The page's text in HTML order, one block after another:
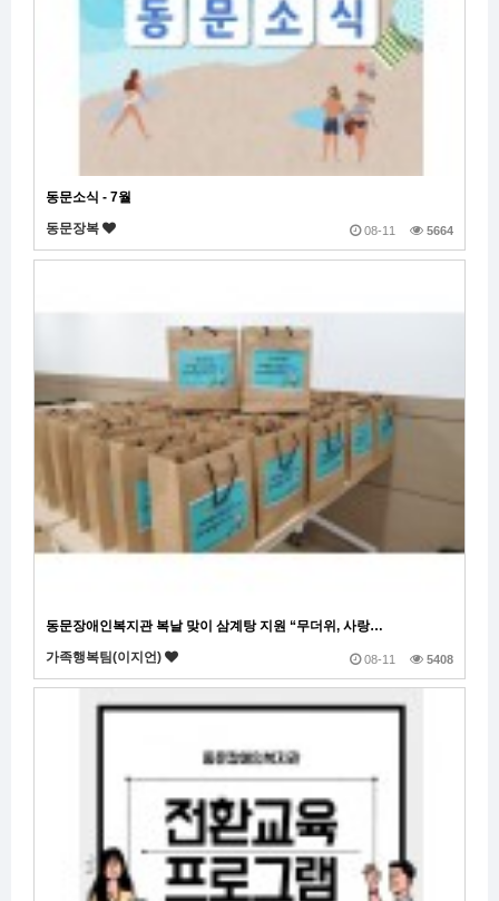
동문소식 - 7월
동문장복
08-11 5664
동문장애인복지관 복날 맞이 삼계탕 지원 “무더위, 사랑…
가족행복팀(이지언)
08-11 5408